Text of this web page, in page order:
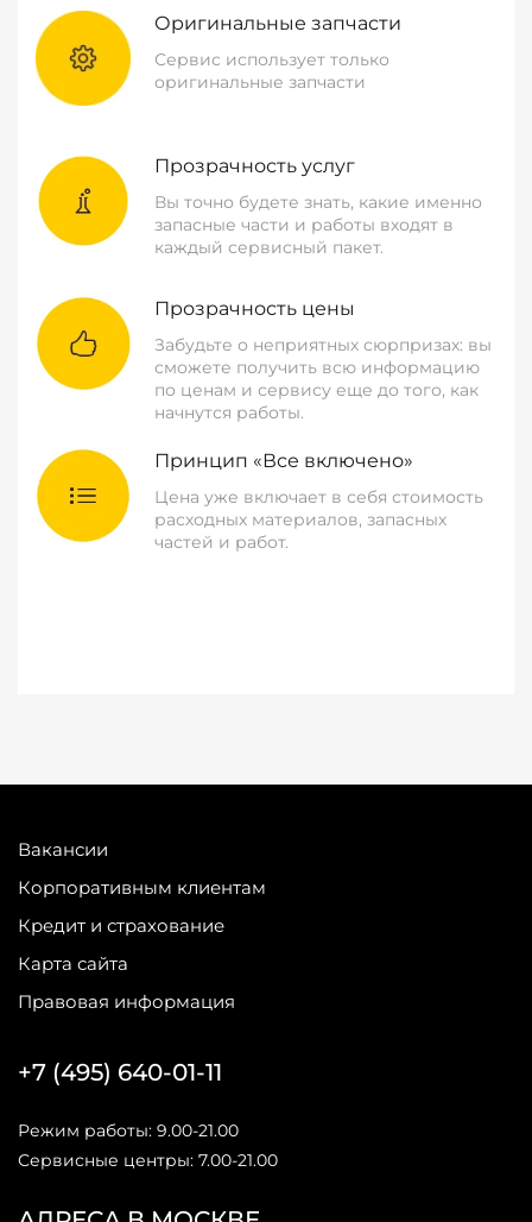
Оригинальные запчасти
Сервис использует только
оригинальные запчасти
Прозрачность услуг
Вы точно будете знать, какие именно
запасные части и работы входят в
каждый сервисный пакет.
Прозрачность цены
Забудьте о неприятных сюрпризах: вы
сможете получить всю информацию
по ценам и сервису еще до того, как
начнутся работы.
Принцип «Все включено»
Цена уже включает в себя стоимость
расходных материалов, запасных
частей и работ.
Вакансии
Корпоративным клиентам
Кредит и страхование
Карта сайта
Правовая информация
+7 (495) 640-01-11
Режим работы: 9.00-21.00
Сервисные центры: 7.00-21.00